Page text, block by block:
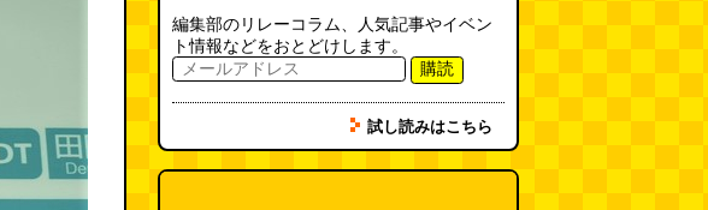
取り残された木(ほり)
(08.03
16:00)
「入力中…」の動きを対面の会話
で表現したい(んちゅたぐい)
(08.03 11:00)
編集部のリレーコラム、人気記事やイベン
ト情報などをおとどけします。
購読
試し読みはこちら